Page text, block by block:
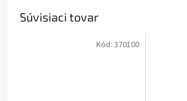
Súvisiaci tovar
Kód: 370100